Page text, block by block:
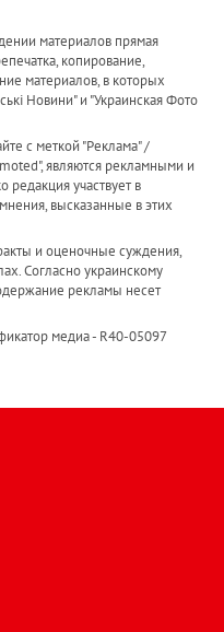
материалов прямая
копирование,
материалов, в которых
Новини" и "Украинская Фото
с меткой "Реклама" /
являются рекламными и
редакция участвует в
высказанные в этих
и оценочные суждения,
Согласно украинскому
рекламы несет
медиа - R40-05097